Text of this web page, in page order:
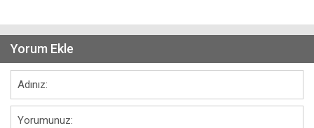
Yorum Ekle